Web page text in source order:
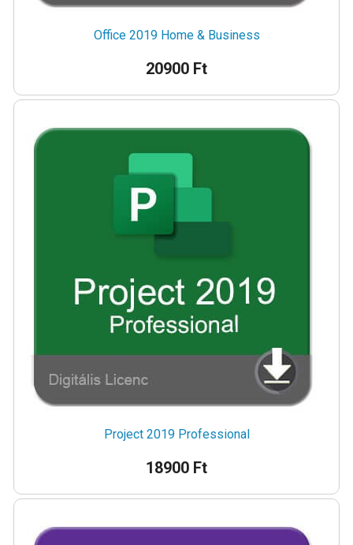
Office 2019 Home & Business
20900 Ft
Project 2019 Professional
18900 Ft